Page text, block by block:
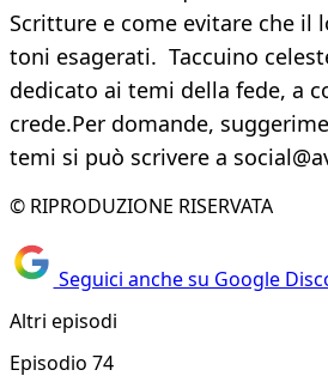
Scritture e come evitare che il
toni esagerati. Taccuino
dedicato ai temi della fede, a
crede.Per domande,
temi si può scrivere a
© RIPRODUZIONE RISERVATA
Seguici anche su Google
Altri episodi
Episodio 74